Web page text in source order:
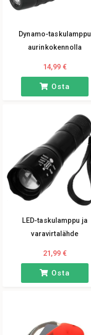
Dynamo-taskulamppu
aurinkokennolla
14,99 €
Osta
LED-taskulamppu ja
varavirtalähde
21,99 €
Osta